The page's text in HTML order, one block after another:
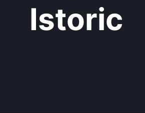
Istoric